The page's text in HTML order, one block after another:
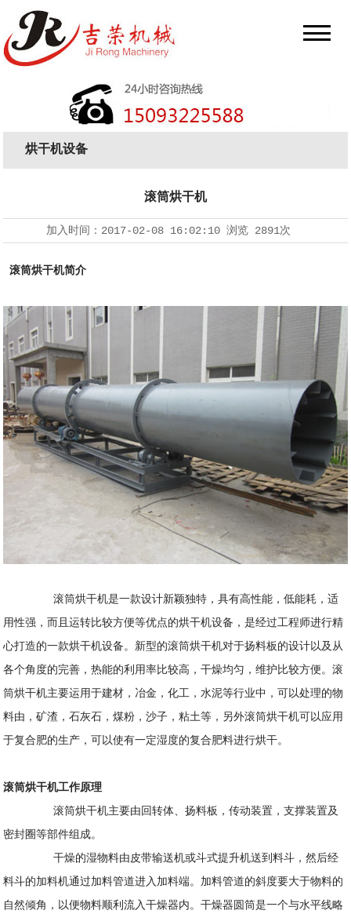
烘干机设备
滚筒烘干机
加入时间： 2017-02-08 16:02:10浏览 2891次
滚筒烘干机简介
滚筒烘干机是一款设计新颖独特，具有高性能，低能耗，适
用性强，而且运转比较方便等优点的烘干机设备，是经过工程师进行精
心打造的一款烘干机设备。新型的滚筒烘干机对于扬料板的设计以及从
各个角度的完善，热能的利用率比较高，干燥均匀，维护比较方便。滚
筒烘干机主要运用于建材，冶金，化工，水泥等行业中，可以处理的物
料由，矿渣，石灰石，煤粉，沙子，粘土等，另外滚筒烘干机可以应用
于复合肥的生产，可以使有一定湿度的复合肥料进行烘干。
滚筒烘干机工作原理
滚筒烘干机主要由回转体、扬料板，传动装置，支撑装置及
密封圈等部件组成。
干燥的湿物料由皮带输送机或斗式提升机送到料斗，然后经
料斗的加料机通过加料管道进入加料端。加料管道的斜度要大于物料的
自然倾角，以便物料顺利流入干燥器内。干燥器圆筒是一个与水平线略